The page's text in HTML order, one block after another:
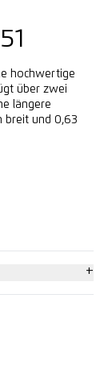
hochwertige
über zwei
längere
breit und 0,63
+